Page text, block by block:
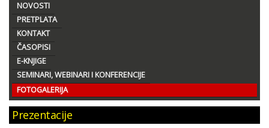
NOVOSTI
PRETPLATA
KONTAKT
ČASOPISI
E-KNJIGE
SEMINARI, WEBINARI I KONFERENCIJE
FOTOGALERIJA
Prezentacije